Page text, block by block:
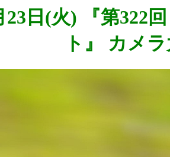
23日(火) 『第322
ト』 カメ